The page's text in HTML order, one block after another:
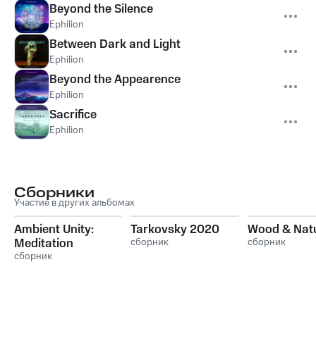
Beyond the Silence
Ephilion
Between Dark and Light
Ephilion
Beyond the Appearence
Ephilion
Sacrifice
Ephilion
Сборники
Участие в других альбомах
Ambient Unity:
Meditation
сборник
Tarkovsky 2020
сборник
Wood &
сборник